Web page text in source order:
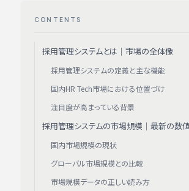
CONTENTS
採用管理システムとは｜市場の全体像
採用管理システムの定義と主な機能
国内HR Tech市場における位置づけ
注目度が高まっている背景
採用管理システムの市場規模｜最新の数
国内市場規模の現状
グローバル市場規模との比較
市場規模データの正しい読み方